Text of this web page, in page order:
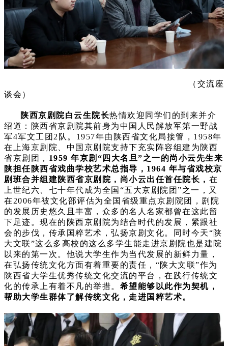
（ 交流座
谈会 ）
陕西京剧院白云生院长热情欢迎同学们的到来并介
绍道：陕西省京剧院其前身为中国人民解放军第一野战
军4军文工团2队。1957年由陕西省文化局接管，1958年
在上海京剧院、中国京剧院支持下充实阵容组建为陕西
省京剧团， 1959 年京剧“四大名旦”之一的尚小云先生来
陕担任陕西省戏曲学校艺术总指导，1964 年与省戏校京
剧班合并组建陕西省京剧院，尚小云出任首任院长， 在
上世纪六、七十年代成为全国“五大京剧院团”之一，又
在2006年被文化部评估为全国省级重点京剧院团，剧院
的发展历史悠久且丰富，众多的名人名家都曾在这此留
下足迹。现在的陕西京剧院为结合时代的发展，紧跟社
会的步伐，传承国粹艺术，弘扬京剧文化。同时今天“陕
大文联”这么多高校的这么多学生能走进京剧院也是建院
以来的第一次。他说大学生作为当代发展的新鲜力量，
在弘扬传统文化方面有着重要的责任，“陕大文联”作为
陕西省大学生优秀传统文化交流的平台，在践行传统文
化的传承上有着不凡的举措。 希望能够以此作为契机，
帮助大学生群体了解传统文化，走进国粹艺术。